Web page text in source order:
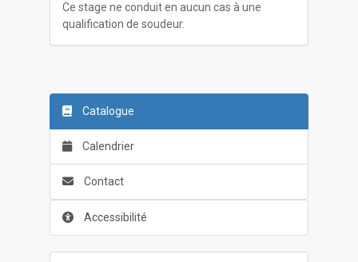
Ce stage ne conduit en aucun cas à une
qualification de soudeur.
Catalogue
Calendrier
Contact
Accessibilité